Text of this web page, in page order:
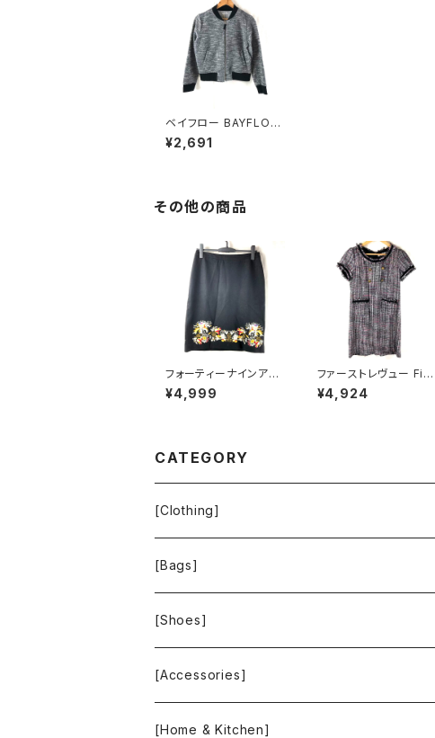
ベイフロー BAYFLOW
ブルゾン ツイード ジッ
プアップ リブ タグ付き
¥2,691
その他の商品
フォーティーナインアベ
ニュージュンコシマダ 4
9AV.junko shimada
¥4,999
ファーストレヴュー Firs
t Revue 半袖ワンピー
ス フリンジ バックファス
¥4,924
CATEGORY
[Clothing]
Krochet Kids International
[Bags]
BAGGU
FOOD TEXTILE
INCASE
[Shoes]
TOMS
[Accessories]
ALEX AND ANI
[Home & Kitchen]